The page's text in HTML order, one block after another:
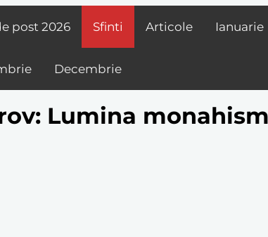
post 2026 Sfinti Articole Ianuarie
Decembrie
Lumina